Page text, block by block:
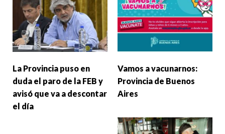
La Provincia puso en
duda el paro de la FEB y
avisó que va a descontar
el día
Vamos a vacunarnos:
Provincia de Buenos
Aires